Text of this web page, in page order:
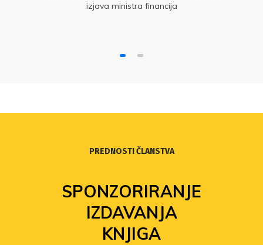
izjava ministra financija
PREDNOSTI ČLANSTVA
SPONZORIRANJE
IZDAVANJA
KNJIGA